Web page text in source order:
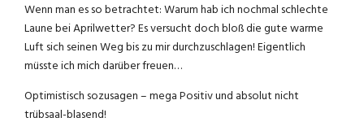
Wenn man es so betrachtet: Warum hab ich nochmal schlechte
Laune bei Aprilwetter? Es versucht doch bloß die gute warme
Luft sich seinen Weg bis zu mir durchzuschlagen! Eigentlich
müsste ich mich darüber freuen…
Optimistisch sozusagen – mega Positiv und absolut nicht
trübsaal-blasend!